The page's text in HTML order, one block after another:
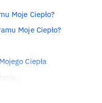
Moje Ciepło?
Moje Ciepło?
Ciepła